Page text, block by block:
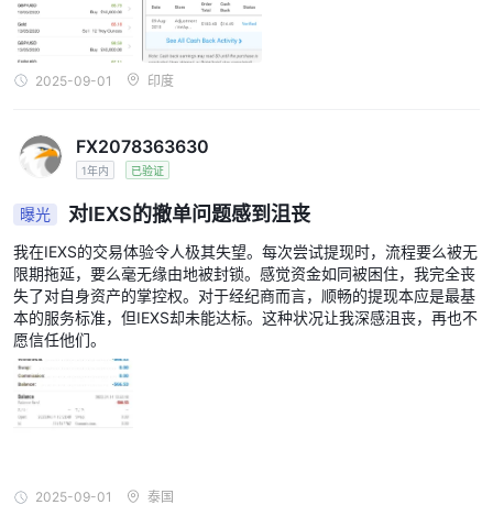
2025-09-01 印度
FX2078363630
1年内 已验证
曝光 对IEXS的撤单问题感到沮丧
我在IEXS的交易体验令人极其失望。每次尝试提现时，流程要么被无
限期拖延，要么毫无缘由地被封锁。感觉资金如同被困住，我完全丧
失了对自身资产的掌控权。对于经纪商而言，顺畅的提现本应是最基
本的服务标准，但IEXS却未能达标。这种状况让我深感沮丧，再也不
愿信任他们。
2025-09-01 泰国